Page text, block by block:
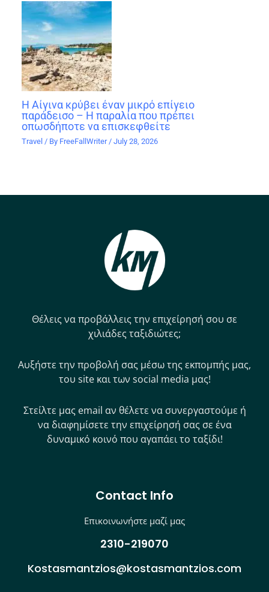
Η Αίγινα κρύβει έναν μικρό επίγειο
παράδεισο – Η παραλία που πρέπει
οπωσδήποτε να επισκεφθείτε
Travel / By FreeFallWriter /July 28, 2026
Θέλεις να προβάλλεις την επιχείρησή σου σε
χιλιάδες ταξιδιώτες;
Αυξήστε την προβολή σας μέσω της εκπομπής μας,
του site και των social media μας!
Στείλτε μας email αν θέλετε να συνεργαστούμε ή
να διαφημίσετε την επιχείρησή σας σε ένα
δυναμικό κοινό που αγαπάει το ταξίδι!
Contact Info
Επικοινωνήστε μαζί μας
2310-219070
Kostasmantzios@kostasmantzios.com